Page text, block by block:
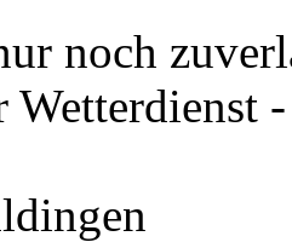
noch
Wetterdienst